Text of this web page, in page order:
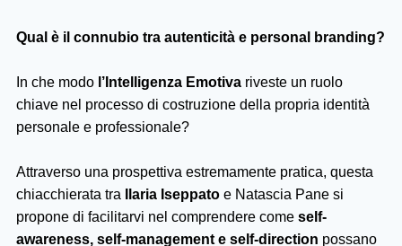
Qual è il connubio tra autenticità e personal branding?
In che modo l’Intelligenza Emotiva riveste un ruolo
chiave nel processo di costruzione della propria identità
personale e professionale?
Attraverso una prospettiva estremamente pratica, questa
chiacchierata tra
Ilaria Iseppato e Natascia Pane si
propone di facilitarvi nel comprendere come self-
awareness, self-management e self-direction possano